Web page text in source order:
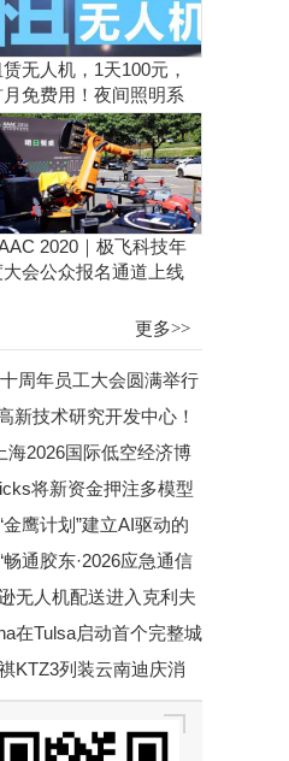
无人机，1天100元，
月免费用！夜间照明系
施工、抢险、应急救援
器！
2020｜极飞科技年
大会公众报名通道上线
更多>>
周年员工大会圆满举行
新技术研究开发中心！
海2026国际低空经济博
将新资金押注多模型
鹰计划”建立AI驱动的
通胶东·2026应急通信
无人机配送进入克利夫
在Tulsa启动首个完整城
KTZ3列装云南迪庆消